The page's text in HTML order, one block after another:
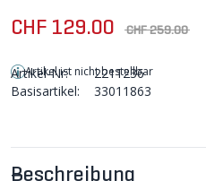
Beschreibung
CHF 129.00 CHF 259.00
Artikel ist nicht bestellbar
Artikel-Nr:
2211236
Basisartikel:
33011863